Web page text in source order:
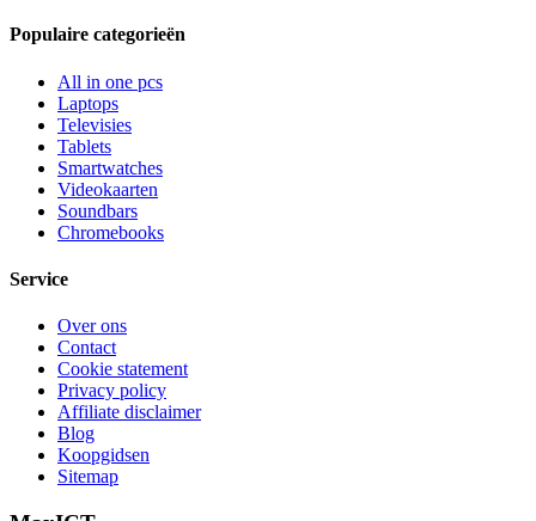
Populaire categorieën
All in one pcs
Laptops
Televisies
Tablets
Smartwatches
Videokaarten
Soundbars
Chromebooks
Service
Over ons
Contact
Cookie statement
Privacy policy
Affiliate disclaimer
Blog
Koopgidsen
Sitemap